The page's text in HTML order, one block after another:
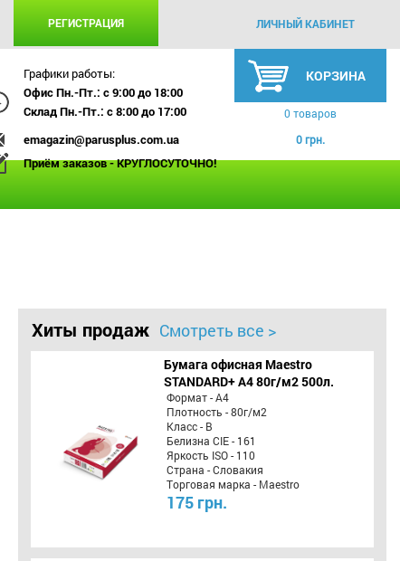
РЕГИСТРАЦИЯ ЛИЧНЫЙ КАБИНЕТ
Графики работы:
Офис Пн.-Пт.: с 9:00 до 18:00
Склад Пн.-Пт.: с 8:00 до 17:00
emagazin@parusplus.com.ua
Приём заказов - КРУГЛОСУТОЧНО!
КОРЗИНА
0 товаров
0 грн.
Хиты продаж Смотреть все >
Бумага офисная Maestro
STANDARD+ А4 80г/м2 500л.
Формат - А4
Плотность - 80г/м2
Класс - B
Белизна CIE - 161
Яркость ISO - 110
Страна - Словакия
Торговая марка - Maestro
175 грн.